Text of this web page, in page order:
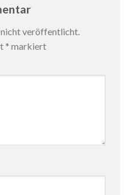
veröffentlicht.
* markiert